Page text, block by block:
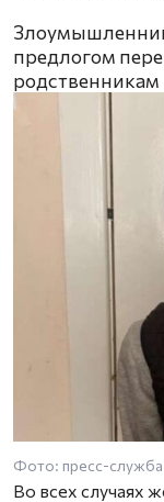
предлогом
родственникам
Фото: пресс-
Во всех случаях